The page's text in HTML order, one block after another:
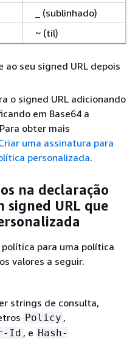
_ (sublinhado)
~ (til)
seu signed URL depois
o signed URL adicionando
em Base64 a
obter mais
uma assinatura para
personalizada.
na declaração
URL que
para uma política
valores a seguir.
strings de consulta,
Policy ,
Id , e Hash-